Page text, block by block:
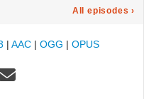
All episodes ›
| AAC | OGG | OPUS